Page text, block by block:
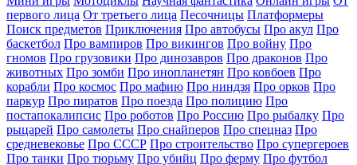
первого лица От третьего лица Песочницы Платформеры
Поиск предметов Приключения Про автобусы Про акул Про
баскетбол Про вампиров Про викингов Про войну Про
гномов Про грузовики Про динозавров Про драконов Про
животных Про зомби Про инопланетян Про ковбоев Про
корабли Про космос Про мафию Про ниндзя Про орков Про
паркур Про пиратов Про поезда Про полицию Про
постапокалипсис Про роботов Про Россию Про рыбалку Про
рыцарей Про самолеты Про снайперов Про спецназ Про
средневековье Про СССР Про строительство Про супергероев
Про танки Про тюрьму Про убийц Про ферму Про футбол